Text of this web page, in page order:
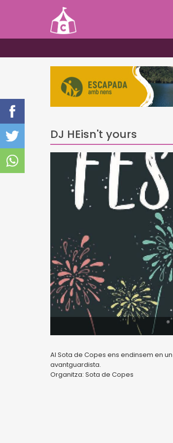
DJ HEisn't yours
Al Sota de Copes ens endinsem en
avantguardista.
Organitza: Sota de Copes